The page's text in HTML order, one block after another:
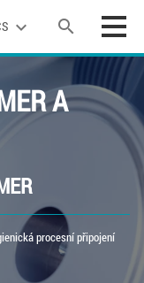
expand_more search
A
procesní připojení